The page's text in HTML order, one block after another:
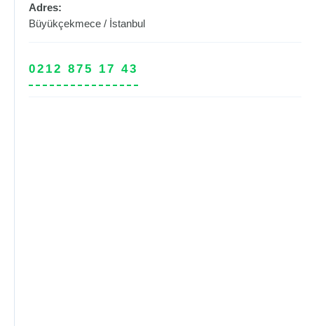
Adres:
Büyükçekmece / İstanbul
0212 875 17 43